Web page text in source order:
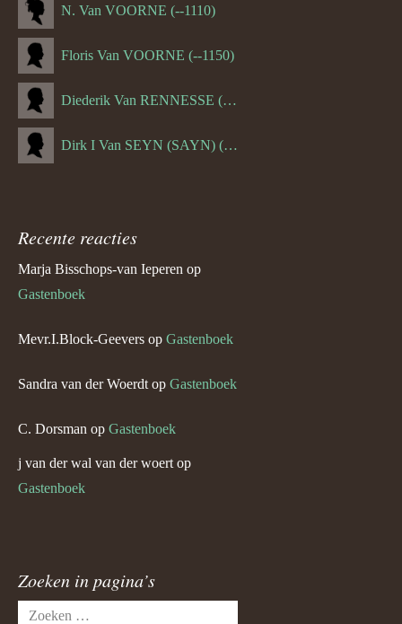
N. Van VOORNE (--1110)
Floris Van VOORNE (--1150)
Diederik Van RENNESSE (--1144)
Dirk I Van SEYN (SAYN) (--1120)
Recente reacties
Marja Bisschops-van Ieperen op
Gastenboek
Mevr.I.Block-Geevers op Gastenboek
Sandra van der Woerdt op Gastenboek
C. Dorsman op Gastenboek
j van der wal van der woert op
Gastenboek
Zoeken in pagina’s
Zoeken